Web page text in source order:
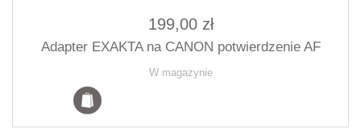
199,00 zł
Adapter EXAKTA na CANON potwierdzenie AF
W magazynie